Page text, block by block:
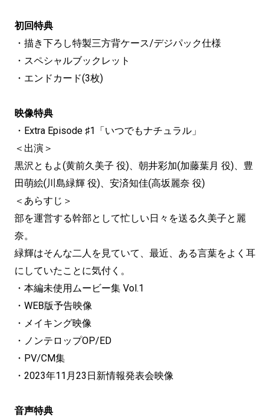
初回特典
・描き下ろし特製三方背ケース/デジパック仕様
・スペシャルブックレット
・エンドカード(3枚)
映像特典
・Extra Episode ♯1「いつでもナチュラル」
＜出演＞
黒沢ともよ(黄前久美子 役)、朝井彩加(加藤葉月 役)、豊
田萌絵(川島緑輝 役)、安済知佳(高坂麗奈 役)
＜あらすじ＞
部を運営する幹部として忙しい日々を送る久美子と麗
奈。
緑輝はそんな二人を見ていて、最近、ある言葉をよく耳
にしていたことに気付く。
・本編未使用ムービー集 Vol.1
・WEB版予告映像
・メイキング映像
・ノンテロップOP/ED
・PV/CM集
・2023年11月23日新情報発表会映像
音声特典